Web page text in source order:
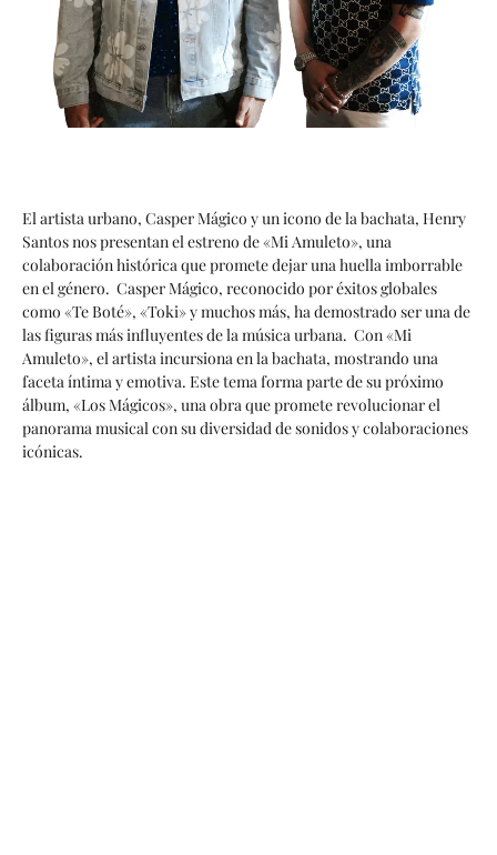
El artista urbano, Casper Mágico y un icono de la bachata, Henry
Santos nos presentan el estreno de «Mi Amuleto», una
colaboración histórica que promete dejar una huella imborrable
en el género. Casper Mágico, reconocido por éxitos globales
como «Te Boté», «Toki» y muchos más, ha demostrado ser una de
las figuras más influyentes de la música urbana. Con «Mi
Amuleto», el artista incursiona en la bachata, mostrando una
faceta íntima y emotiva. Este tema forma parte de su próximo
álbum, «Los Mágicos», una obra que promete revolucionar el
panorama musical con su diversidad de sonidos y colaboraciones
icónicas.